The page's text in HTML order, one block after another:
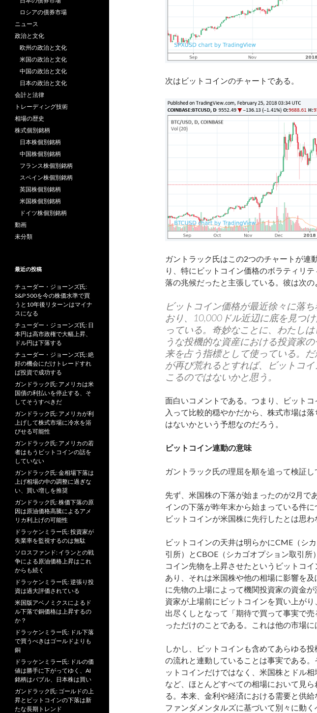
次はビットコインのチャートである。
ガントラック氏はこの2つのチャートが連
り、特にビットコイン価格のボラティリ
落の兆候だったと主張している。彼は次の
ビットコイン価格が最近徐々に落
おり、10,000ドル近辺に底を見つ
っている。奇妙なことに、わたし
うな投機的な資産における投資家
来を占う指標として使っている。
が再び荒れるとすれば、ビットコ
こるのではないかと思う。
面白いコメントである。つまり、ビット
入って比較的穏やかだから、株式市場は
はないかという予想なのだろう。
ビットコイン連動の意味
ガントラック氏の理屈を順を追って検証し
先ず、米国株の下落が始まったのが2月で
インの下落が昨年末から始まっている件
ビットコインが米国株に先行したとは思わ
ビットコインの天井は明らかにCME（シ
引所）とCBOE（シカゴオプション取引所
コイン先物を上昇させたというビットコ
あり、それは米国株や他の相場に影響を
に先物の上場によって機関投資家の資金
資家が上場前にビットコインを買い上が
出尽くしとなって「期待で買って事実で
っただけのことである。これは他の市場に
しかし、ビットコインも含めてあらゆる
の流れと連動していることは事実である
ットコインだけではなく、米国株とドル
など、ほとんどすべての相場において見
る。本来、金利や経済における需要と供
ファンダメンタルズに基づいて別々に動
ロシアの債券市場
ニュース
政治と文化
欧州の政治と文化
米国の政治と文化
中国の政治と文化
日本の政治と文化
会計と法律
トレーディング技術
相場の歴史
株式個別銘柄
日本株個別銘柄
中国株個別銘柄
フランス株個別銘柄
スペイン株個別銘柄
英国株個別銘柄
米国株個別銘柄
ドイツ株個別銘柄
動画
未分類
最近の投稿
チューダー・ジョーンズ氏:
S&P 500を今の株価水準で買
うと10年後リターンはマイナ
スになる
チューダー・ジョーンズ氏: 日
本円は高市政権で大幅上昇、
ドル円は下落する
チューダー・ジョーンズ氏: 絶
好の機会にだけトレードすれ
ば投資で成功する
ガンドラック氏: アメリカは米
国債の利払いを停止する、そ
してそうすべきだ
ガンドラック氏: アメリカが利
上げして株式市場に冷水を浴
びせる可能性
ガンドラック氏: アメリカの若
者はもうビットコインの話を
していない
ガンドラック氏: 金相場下落は
上げ相場の中の調整に過ぎな
い、買い増しを推奨
ガンドラック氏: 株価下落の原
因は原油価格高騰によるアメ
リカ利上げの可能性
ドラッケンミラー氏: 投資家が
失業率を監視するのは無駄
ソロスファンド: イランとの戦
争による原油価格上昇はこれ
からも続く
ドラッケンミラー氏: 逆張り投
資は過大評価されている
米国版アベノミクスによるド
ル下落で銅価格は上昇するの
か？
ドラッケンミラー氏: ドル下落
で買うべきはゴールドよりも
銅
ドラッケンミラー氏: ドルの価
値は勝手に下がってゆく、AI
銘柄はバブル、日本株は買い
ガンドラック氏: ゴールドの上
昇とビットコインの下落は新
たな長期トレンド